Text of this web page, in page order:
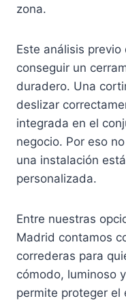
zona.
Este análisis
conseguir un
duradero. Una
deslizar
integrada en el
negocio. Por eso
una instalación
personalizada.
Entre nuestras
Madrid contamos
correderas para
cómodo, luminoso
permite proteger el